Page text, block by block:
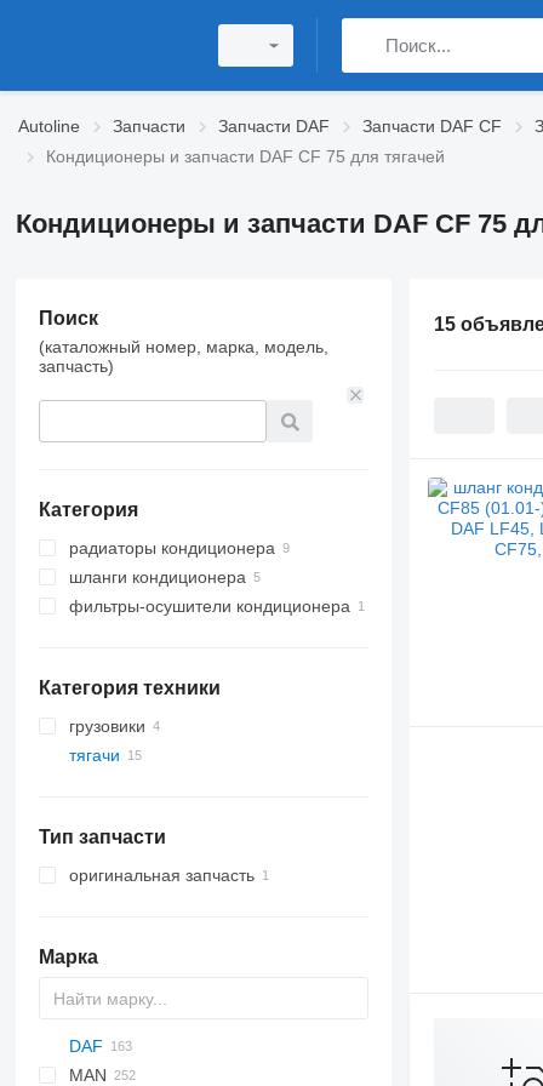
Autoline Запчасти Запчасти DAF Запчасти DAF CF
Кондиционеры и запчасти DAF CF 75 для тягачей
Кондиционеры и запчасти DAF CF 75
Поиск
(каталожный номер, марка, модель,
запчасть)
Категория
радиаторы кондиционера
шланги кондиционера
фильтры-осушители кондиционера
Категория техники
грузовики
тягачи
Тип запчасти
оригинальная запчасть
Марка
DAF
CF
S-Way
MAN
15